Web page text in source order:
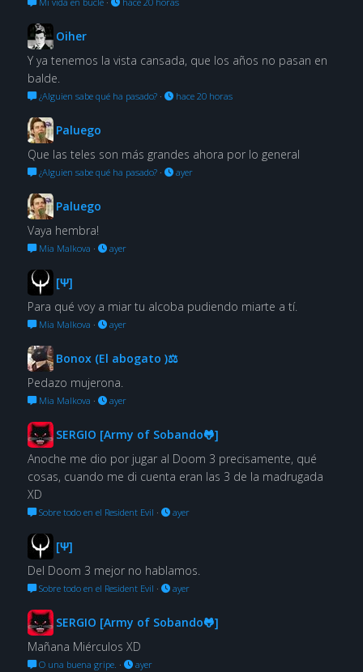
Oiher
Y ya tenemos la vista cansada, que los años no pasan en
balde.
¿Alguien sabe qué ha pasado?· hace 20 horas
Paluego
Que las teles son más grandes ahora por lo general
¿Alguien sabe qué ha pasado?· ayer
Paluego
Vaya hembra!
Mia Malkova · ayer
[Ψ]
Para qué voy a miar tu alcoba pudiendo miarte a tí.
Mia Malkova · ayer
Bonox (El abogato )⚖
Pedazo mujerona.
Mia Malkova · ayer
SERGIO [Army of Sobando🐸]
Anoche me dio por jugar al Doom 3 precisamente, qué
cosas, cuando me di cuenta eran las 3 de la madrugada
XD
Sobre todo en el Resident Evil · ayer
[Ψ]
Del Doom 3 mejor no hablamos.
Sobre todo en el Resident Evil · ayer
SERGIO [Army of Sobando🐸]
Mañana Miérculos XD
O una buena gripe. · ayer